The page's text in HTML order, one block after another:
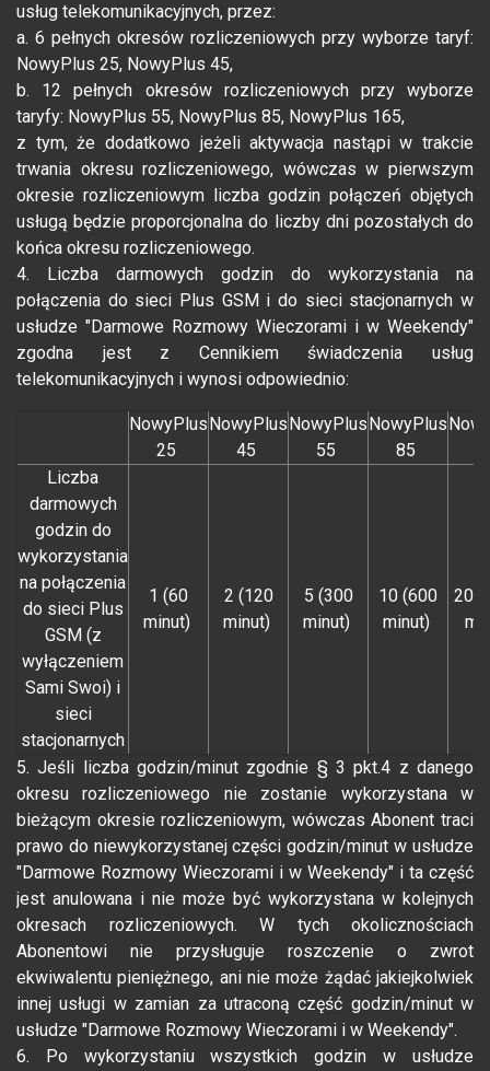
usług telekomunikacyjnych, przez:
a. 6 pełnych okresów rozliczeniowych przy wyborze taryf:
NowyPlus 25, NowyPlus 45,
b. 12 pełnych okresów rozliczeniowych przy wyborze
taryfy: NowyPlus 55, NowyPlus 85, NowyPlus 165,
z tym, że dodatkowo jeżeli aktywacja nastąpi w trakcie
trwania okresu rozliczeniowego, wówczas w pierwszym
okresie rozliczeniowym liczba godzin połączeń objętych
usługą będzie proporcjonalna do liczby dni pozostałych do
końca okresu rozliczeniowego.
4. Liczba darmowych godzin do wykorzystania na
połączenia do sieci Plus GSM i do sieci stacjonarnych w
usłudze "Darmowe Rozmowy Wieczorami i w Weekendy"
zgodna jest z Cennikiem świadczenia usług
telekomunikacyjnych i wynosi odpowiednio:
NowyPlus
25
NowyPlus
45
NowyPlus
55
NowyPlus
85
Liczba
darmowych
godzin do
wykorzystania
na połączenia
do sieci Plus
GSM (z
wyłączeniem
Sami Swoi) i
sieci
stacjonarnych
1 (60
minut)
2 (120
minut)
5 (300
minut)
10 (600
minut)
20
5. Jeśli liczba godzin/minut zgodnie § 3 pkt.4 z danego
okresu rozliczeniowego nie zostanie wykorzystana w
bieżącym okresie rozliczeniowym, wówczas Abonent traci
prawo do niewykorzystanej części godzin/minut w usłudze
"Darmowe Rozmowy Wieczorami i w Weekendy" i ta część
jest anulowana i nie może być wykorzystana w kolejnych
okresach rozliczeniowych. W tych okolicznościach
Abonentowi nie przysługuje roszczenie o zwrot
ekwiwalentu pieniężnego, ani nie może żądać jakiejkolwiek
innej usługi w zamian za utraconą część godzin/minut w
usłudze "Darmowe Rozmowy Wieczorami i w Weekendy".
6. Po wykorzystaniu wszystkich godzin w usłudze